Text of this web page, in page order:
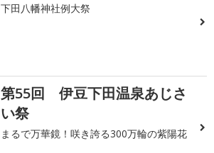
下田八幡神社例大祭
第55回 伊豆下田温泉あじさ
い祭
まるで万華鏡！咲き誇る300万輪の紫陽花